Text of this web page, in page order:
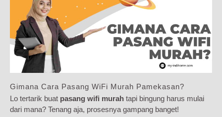
Gimana Cara Pasang WiFi Murah Pamekasan?
Lo tertarik buat pasang wifi murah tapi bingung harus mulai
dari mana? Tenang aja, prosesnya gampang banget!